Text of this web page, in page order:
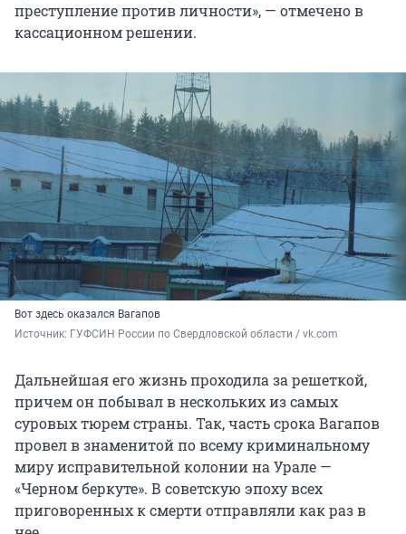
преступление против личности», — отмечено в
кассационном решении.
Вот здесь оказался Вагапов
Источник: ГУФСИН России по Свердловской области / vk.com
Дальнейшая его жизнь проходила за решеткой,
причем он побывал в нескольких из самых
суровых тюрем страны. Так, часть срока Вагапов
провел в знаменитой по всему криминальному
миру исправительной колонии на Урале —
«Черном беркуте». В советскую эпоху всех
приговоренных к смерти отправляли как раз в